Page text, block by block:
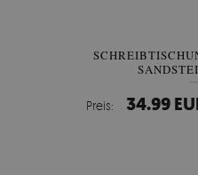
Preis: 34.99